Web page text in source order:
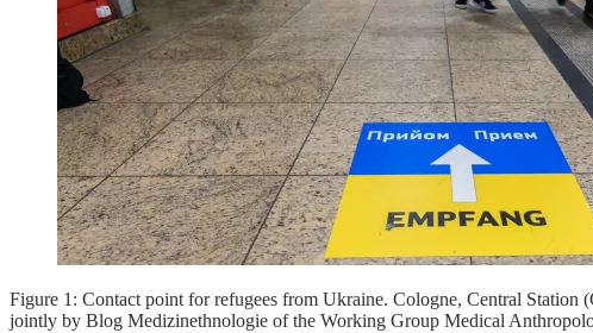
Figure 1: Contact point for refugees from Ukraine. Cologne, Central
jointly by Blog Medizinethnologie of the Working Group Medical